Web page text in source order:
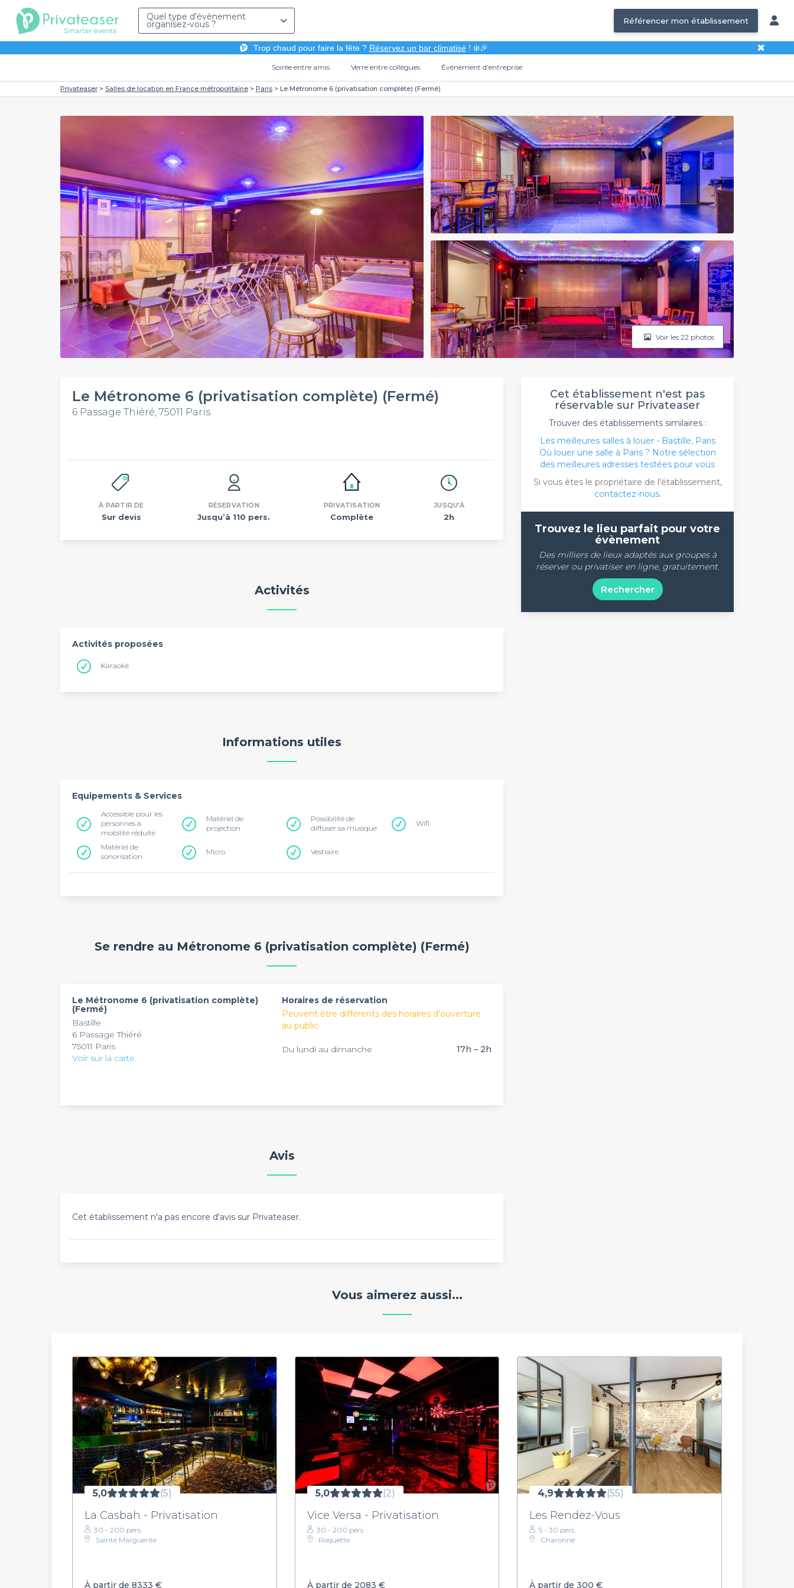
Quel type d'évènement
organisez-vous ? Référencer mon établissement
Trop chaud pour faire la fête ? Réservez un bar climatisé! ❄️🎉 ✖
Soirée entre amis Verre entre collègues Évènement d'entreprise
Privateaser Salles de location en France métropolitaine Paris Le Métronome 6 (privatisation complète) (Fermé)
Voir les 22 photos
Le Métronome 6 (privatisation complète) (Fermé)
6 Passage Thiéré, 75011 Paris
À PARTIR DE
Sur devis
RÉSERVATION
Jusqu’à 110 pers.
PRIVATISATION
Complète
JUSQU'À
2h
Activités
Activités proposées
Karaoké
Informations utiles
Equipements & Services
Accessible pour les
personnes à
mobilité réduite
Matériel de
projection
Possibilité de
diffuser sa musique
Wifi
Matériel de
sonorisation
Micro Vestiaire
Se rendre au Métronome 6 (privatisation complète) (Fermé)
Le Métronome 6 (privatisation complète)
(Fermé)
Bastille
6 Passage Thiéré
75011 Paris
Voir sur la carte
Horaires de réservation
Peuvent être différents des horaires d'ouverture
au public
Du lundi au dimanche 17h – 2h
Avis
Cet établissement n'a pas encore d'avis sur Privateaser.
Cet établissement n'est pas
réservable sur Privateaser
Trouver des établissements similaires :
Les meilleures salles à louer - Bastille, Paris
Où louer une salle à Paris ? Notre sélection
des meilleures adresses testées pour vous
Si vous êtes le propriétaire de l'établissement,
contactez-nous.
Trouvez le lieu parfait pour votre
évènement
Des milliers de lieux adaptés aux groupes à
réserver ou privatiser en ligne, gratuitement.
Rechercher
Vous aimerez aussi...
5,0 (5)
La Casbah - Privatisation
30 - 200 pers.
Sainte Marguerite
À partir de 8333 €
5,0 (2)
Vice Versa - Privatisation
30 - 200 pers.
Roquette
À partir de 2083 €
4,9 (55)
Les Rendez-Vous
5 - 30 pers.
Charonne
À partir de 300 €